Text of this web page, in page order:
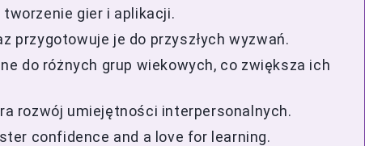
gier i aplikacji.
przygotowuje je do przyszłych wyzwań.
do różnych grup wiekowych, co zwiększa ich
rozwój umiejętności interpersonalnych.
confidence and a love for learning.